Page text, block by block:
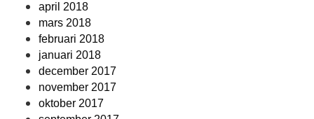
april 2018
mars 2018
februari 2018
januari 2018
december 2017
november 2017
oktober 2017